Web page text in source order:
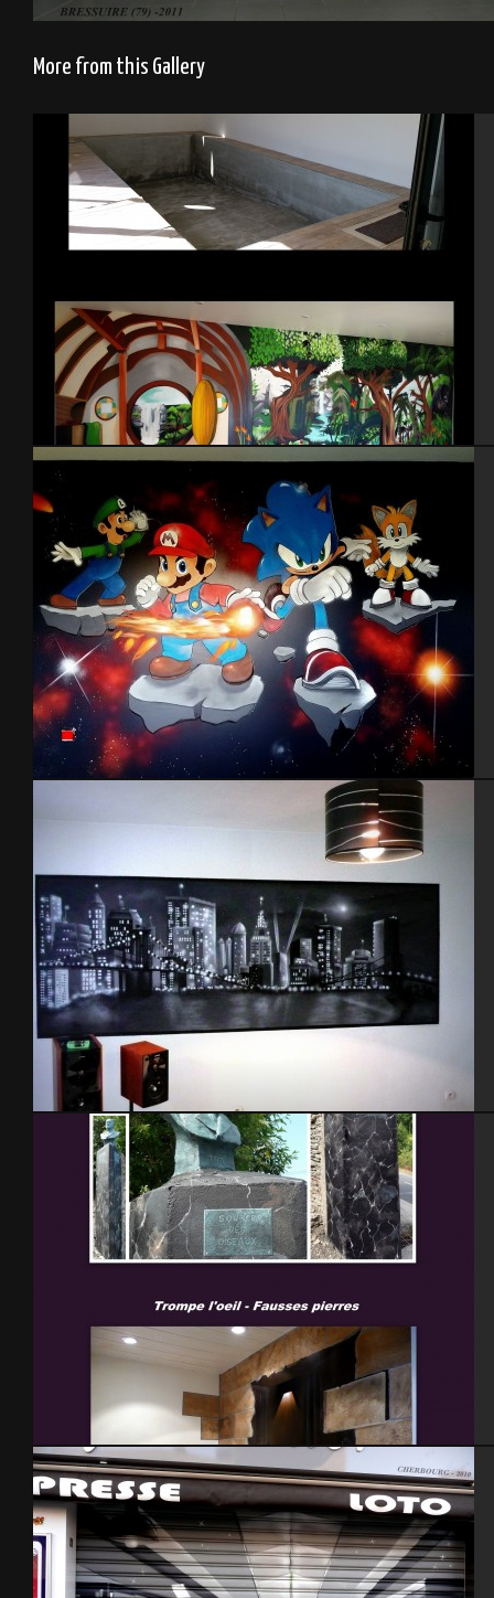
More from this Gallery
Décoration piscine intérieure – 2015
Chambre New-york city
Trompe l’oeil